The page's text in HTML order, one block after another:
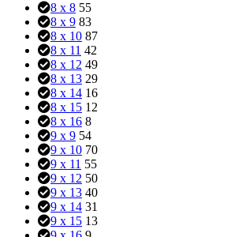
8 x 8 55
8 x 9 83
8 x 10 87
8 x 11 42
8 x 12 49
8 x 13 29
8 x 14 16
8 x 15 12
8 x 16 8
9 x 9 54
9 x 10 70
9 x 11 55
9 x 12 50
9 x 13 40
9 x 14 31
9 x 15 13